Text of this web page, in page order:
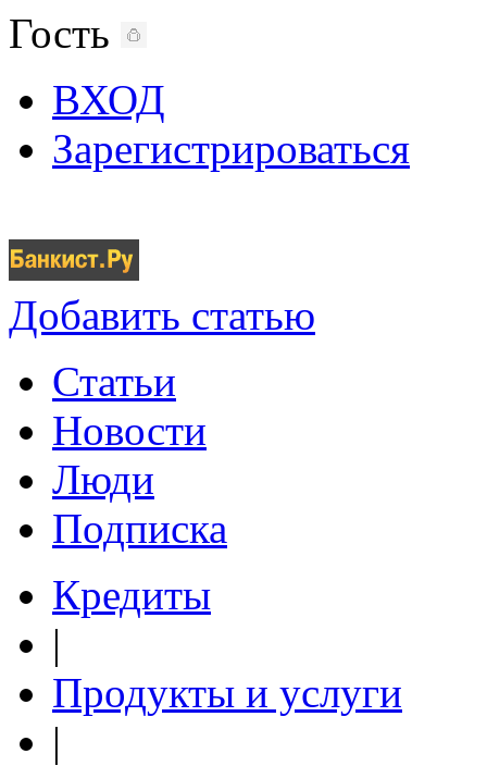
Гость
ВХОД
Зарегистрироваться
Добавить статью
Статьи
Новости
Люди
Подписка
Кредиты
|
Продукты и услуги
|